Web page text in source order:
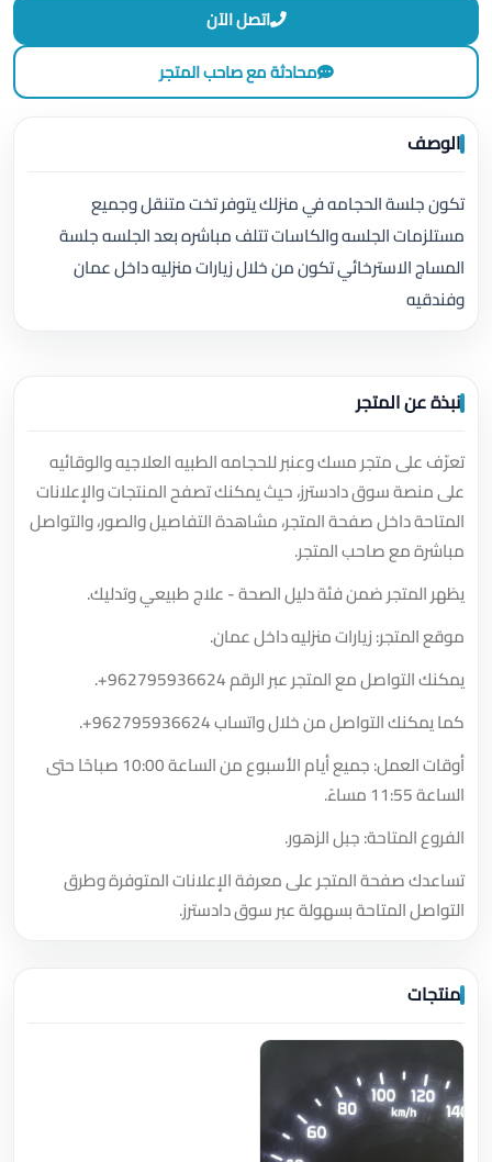
اتصل الآن
محادثة مع صاحب المتجر
الوصف
تكون جلسة الحجامه في منزلك يتوفر تخت متنقل وجميع
مستلزمات الجلسه والكاسات تتلف مباشره بعد الجلسه جلسة
المساج الاسترخائي تكون من خلال زيارات منزليه داخل عمان
وفندقيه
نبذة عن المتجر
تعرّف على متجر مسك وعنبر للحجامه الطبيه العلاجيه والوقائيه
على منصة سوق دادسترز، حيث يمكنك تصفح المنتجات والإعلانات
المتاحة داخل صفحة المتجر، مشاهدة التفاصيل والصور، والتواصل
مباشرة مع صاحب المتجر.
يظهر المتجر ضمن فئة دليل الصحة - علاج طبيعي وتدليك.
موقع المتجر: زيارات منزليه داخل عمان.
يمكنك التواصل مع المتجر عبر الرقم+962795936624
.
كما يمكنك التواصل من خلال واتساب+962795936624
.
أوقات العمل: جميع أيام الأسبوع من الساعة 10:00 صباحًا حتى
الساعة 11:55 مساءً.
الفروع المتاحة: جبل الزهور.
تساعدك صفحة المتجر على معرفة الإعلانات المتوفرة وطرق
التواصل المتاحة بسهولة عبر سوق دادسترز.
منتجات